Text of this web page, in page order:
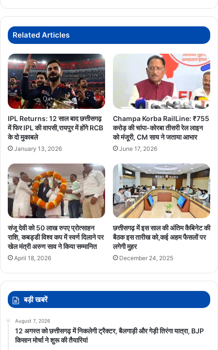
क्या
जिम्मेदारी!
Related Articles
IPL Returns: 12 साल बाद छत्तीसगढ़
में फिर IPL की वापसी,रायपुर में होंगे RCB
के दो मुकाबले
January 13, 2026
Champa Korba RailLine: ₹755
करोड़ की चांपा-कोरबा तीसरी रेल लाइन
को मंजूरी, CM साय ने जताया आभार
June 17, 2026
संजू देवी को 50 लाख रुपए प्रोत्साहन
राशि, कबड्डी विश्व कप में स्वर्ण दिलाने पर
खेल मंत्री अरुण साव ने किया सम्मानित
April 18, 2026
छत्तीसगढ़ में इस साल की अंतिम कैबिनेट की
बैठक इस तारीख को,कई अहम फैसलों पर
लगेगी मुहर
December 24, 2025
बड़ी खबरें
August 7, 2026
12 अगस्त को छत्तीसगढ़ में निकलेगी ट्रैक्टर, बैलगाड़ी और गेड़ी तिरंगा यात्रा, BJP
किसान मोर्चा ने शुरू की तैयारियां